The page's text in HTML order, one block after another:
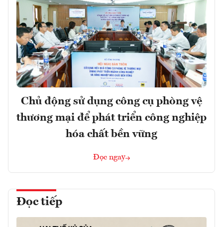
Chủ động sử dụng công cụ phòng vệ
thương mại để phát triển công nghiệp
hóa chất bền vững
Đọc ngay
Đọc tiếp